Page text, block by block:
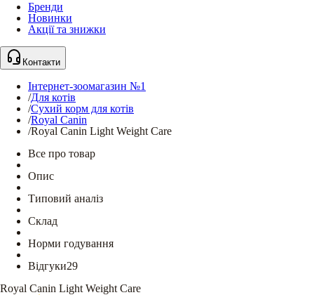
Бренди
Новинки
Акції та знижки
Контакти
Інтернет-зоомагазин №1
/Для котів
/Сухий корм для котів
/Royal Canin
/Royal Canin Light Weight Care
Все про товар
Опис
Типовий аналіз
Склад
Норми годування
Відгуки29
Royal Canin Light Weight Care